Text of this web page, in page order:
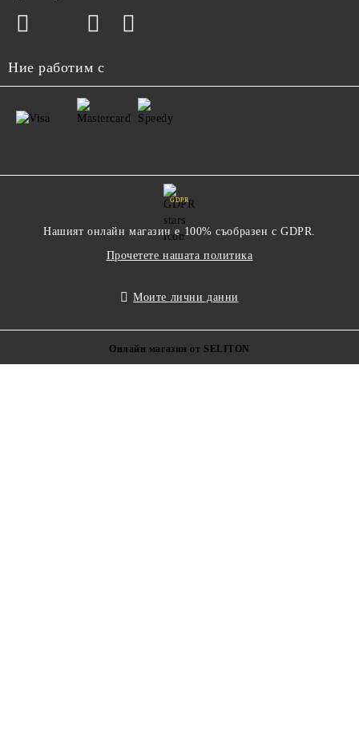
Ние работим с
GDPR
Нашият онлайн магазин е 100% съобразен с GDPR.
Прочетете нашата политика
Моите лични данни
Онлайн магазин от SELITON